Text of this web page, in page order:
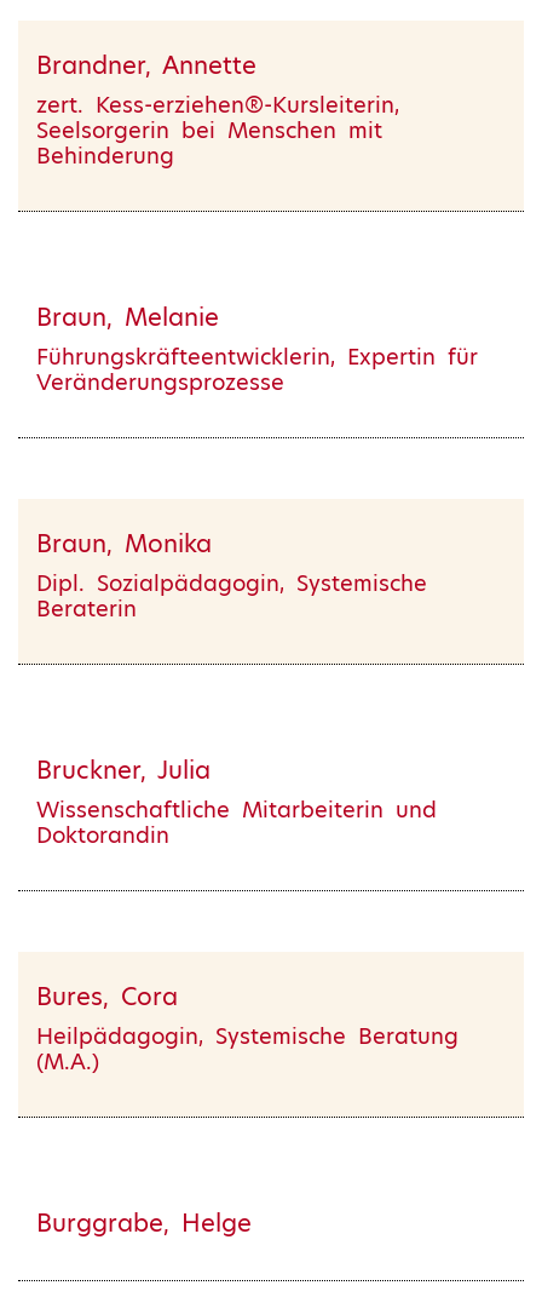
Brandner, Annette
zert. Kess-erziehen®-Kursleiterin,
Seelsorgerin bei Menschen mit
Behinderung
Braun, Melanie
Führungskräfteentwicklerin, Expertin für
Veränderungsprozesse
Braun, Monika
Dipl. Sozialpädagogin, Systemische
Beraterin
Bruckner, Julia
Wissenschaftliche Mitarbeiterin und
Doktorandin
Bures, Cora
Heilpädagogin, Systemische Beratung
(M.A.)
Burggrabe, Helge